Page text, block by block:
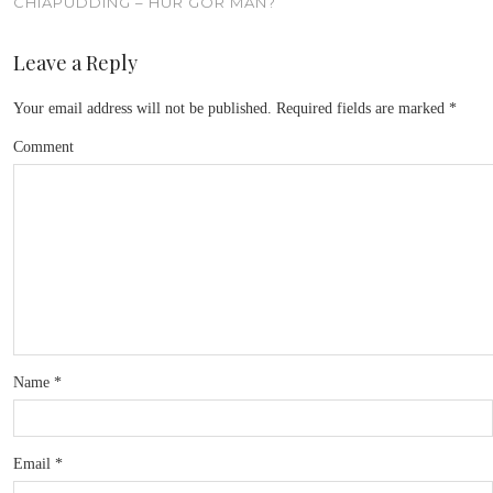
Leave a Reply
Your email address will not be published. Required fields are marked *
Comment
Name *
Email *